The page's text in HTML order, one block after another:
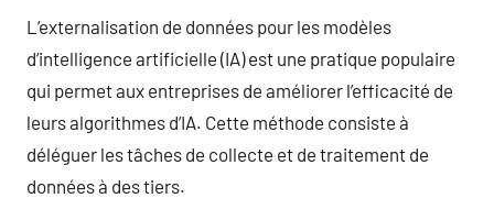
L’externalisation de données pour les modèles
d’intelligence artificielle (IA) est une pratique populaire
qui permet aux entreprises de améliorer l’efficacité de
leurs algorithmes d’IA. Cette méthode consiste à
déléguer les tâches de collecte et de traitement de
données à des tiers.